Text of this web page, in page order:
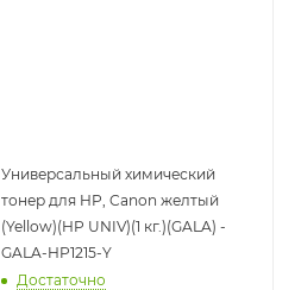
Универсальный химический
тонер для HP, Canon желтый
(Yellow)(HP UNIV)(1 кг.)(GALA) -
GALA-HP1215-Y
Достаточно